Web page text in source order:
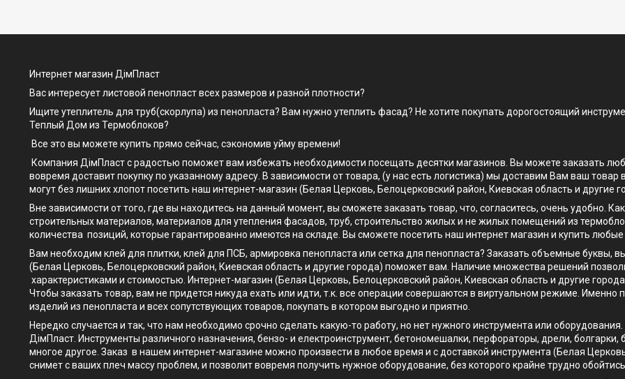
Интернет магазин ДімПласт
Вас интересует листовой пенопласт всех размеров и разной плотности?
Ищите утеплитель для труб(скорлупа) из пенопласта? Вам нужно утеплить фасад? Не хотите покупать дорогостоящий
Теплый Дом из Термоблоков?
Все это вы можете купить прямо сейчас, сэкономив уйму времени!
Компания ДімПласт с радостью поможет вам избежать необходимости посещать десятки магазинов. Вы можете заказать
вовремя доставит покупку по указанному адресу. В зависимости от товара, (у нас есть логистика) мы доставим Вам ваш
могут без лишних хлопот посетить наш интернет-магазин (Белая Церковь, Белоцерковский район, Киевская область и другие
Вне зависимости от того, где вы находитесь на данный момент, вы сможете заказать товар, что, согласитесь, очень удобно.
строительных материалов, материалов для утепления фасадов, труб, строительство жилых и не жилых помещений из
количества позиций, которые гарантированно имеются на складе. Вы сможете посетить наш интернет магазин и купить
Вам необходим клей для плитки, клей для ПСБ, армировка пенопласта или сетка для пенопласта? Заказать объемные буквы,
(Белая Церковь, Белоцерковский район, Киевская область и другие города) поможет вам. Наличие множества решений
характеристиками и стоимостью. Интернет-магазин (Белая Церковь, Белоцерковский район, Киевская область и другие
Чтобы заказать товар, вам не придется никуда ехать или идти, т.к. все операции совершаются в виртуальном режиме. Именно
изделий из пенопласта и всех сопутствующих товаров, покупать в котором выгодно и приятно.
Нередко случается и так, что нам необходимо срочно сделать какую-то работу, но нет нужного инструмента или
ДімПласт. Инструменты различного назначения, бензо- и електроинструмент, бетономешалки, перфораторы, дрели,
многое другое. Заказ в нашем интернет-магазине можно произвести в любое время и с доставкой инструмента (Белая
снимет с ваших плеч массу проблем, и позволит вовремя получить нужное оборудование, без которого крайне трудно